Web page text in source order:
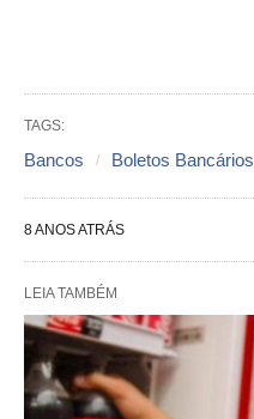
TAGS:
Bancos Boletos Bancários
8 ANOS ATRÁS
LEIA TAMBÉM